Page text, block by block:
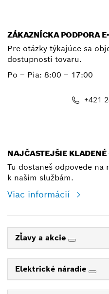
ZÁKAZNÍCKA PODPORA
Pre otázky týkajúce sa
dostupnosti tovaru.
Po – Pia: 8:00 – 17:00
+421
NAJČASTEJŠIE KLADENÉ
Tu dostaneš odpovede na
k našim službám.
Viac informácií
Zľavy a akcie
Elektrické náradie